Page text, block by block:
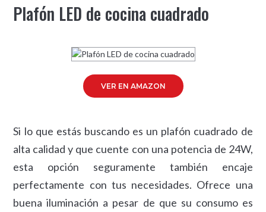
Plafón LED de cocina cuadrado
VER EN AMAZON
Si lo que estás buscando es un plafón cuadrado de
alta calidad y que cuente con una potencia de 24W,
esta opción seguramente también encaje
perfectamente con tus necesidades. Ofrece una
buena iluminación a pesar de que su consumo es